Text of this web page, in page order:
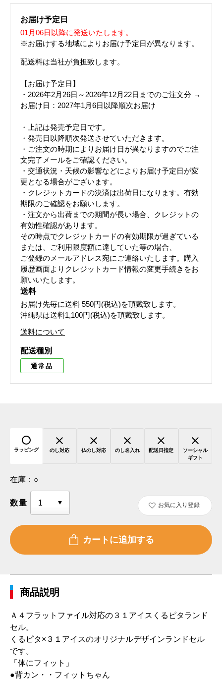
お届け予定日
01月06日以降に発送いたします。
※お届けする地域によりお届け予定日が異なります。
配送料は当社が負担致します。
【お届け予定日】
・2026年2月26日～2026年12月22日までのご注文分 →
お届け日：2027年1月6日以降順次お届け
・上記は発売予定日です。
・発売日以降順次発送させていただきます。
・ご注文の時期によりお届け日が異なりますのでご注
文完了メールをご確認ください。
・交通状況・天候の影響などによりお届け予定日が変
更となる場合がございます。
・クレジットカードの決済は出荷日になります。有効
期限のご確認をお願いします。
・注文から出荷までの期間が長い場合、クレジットの
有効性確認があります。
その時点でクレジットカードの有効期限が過ぎている
または、ご利用限度額に達していた等の場合、
ご登録のメールアドレス宛にご連絡いたします。購入
履歴画面よりクレジットカード情報の変更手続きをお
願いいたします。
送料
お届け先毎に送料 550円(税込)を頂戴致します。
沖縄県は送料1,100円(税込)を頂戴致します。
送料について
配送種別
通常品
ラッピング のし対応 仏のし対応 のし名入れ 配送日指定
ソーシャル
ギフト
在庫： ○
数量 お気に入り登録
商品説明
Ａ４フラットファイル対応の３１アイスくるピタランド
セル。
くるピタ×３１アイスのオリジナルデザインランドセル
です。
「体にフィット」
●背カン・・フィットちゃん